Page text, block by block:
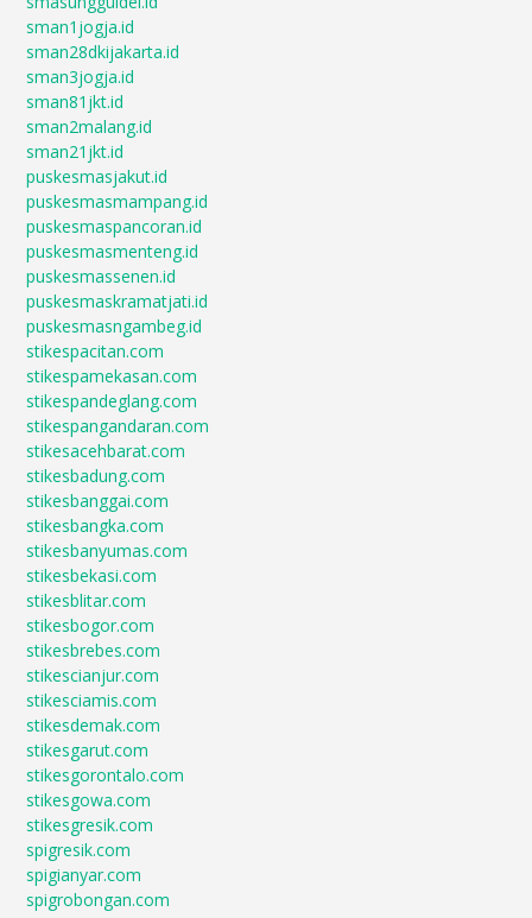
sman1jogja.id
sman28dkijakarta.id
sman3jogja.id
sman81jkt.id
sman2malang.id
sman21jkt.id
puskesmasjakut.id
puskesmasmampang.id
puskesmaspancoran.id
puskesmasmenteng.id
puskesmassenen.id
puskesmaskramatjati.id
puskesmasngambeg.id
stikespacitan.com
stikespamekasan.com
stikespandeglang.com
stikespangandaran.com
stikesacehbarat.com
stikesbadung.com
stikesbanggai.com
stikesbangka.com
stikesbanyumas.com
stikesbekasi.com
stikesblitar.com
stikesbogor.com
stikesbrebes.com
stikescianjur.com
stikesciamis.com
stikesdemak.com
stikesgarut.com
stikesgorontalo.com
stikesgowa.com
stikesgresik.com
spigresik.com
spigianyar.com
spigrobongan.com